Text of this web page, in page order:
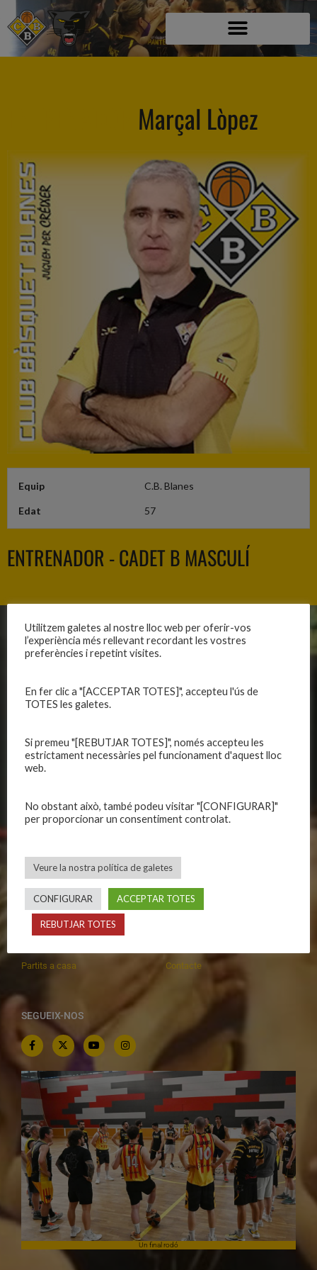
Marçal Lòpez
Equip C.B. Blanes
Edat 57
ENTRENADOR - CADET B MASCULÍ
CLUB
Organització
Publicacions
Política de privadesa
Política de galetes
EQUIPS
Primer equip femení
C.E. El Vilar
Escola
CALENDARIS
Primer Equip Masculí
Primer Equip Femení
C.E. El Vilar
Altres equips
Partits a casa
Actualitat
Inscripcions
Documentació
Contacte
SEGUEIX-NOS
Un final rodó
Utilitzem galetes al nostre lloc web per oferir-vos
l’experiència més rellevant recordant les vostres
preferències i repetint visites.
En fer clic a "[ACCEPTAR TOTES]", accepteu l'ús de
TOTES les galetes.
Si premeu "[REBUTJAR TOTES]", només accepteu les
estrictament necessàries pel funcionament d'aquest lloc
web.
No obstant això, també podeu visitar "[CONFIGURAR]"
per proporcionar un consentiment controlat.
Veure la nostra política de galetes
CONFIGURAR ACCEPTAR TOTES
REBUTJAR TOTES